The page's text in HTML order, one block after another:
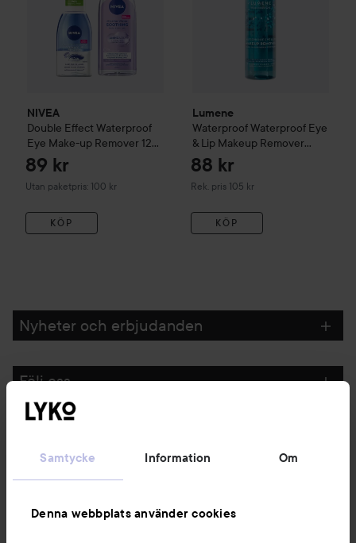
Samtycke Information Om
Denna webbplats använder cookies
NIVEA
Double Effect Waterproof
Eye Make-up Remover 125
ml & Sensitive Micellar
Water 200 ml
89 kr
Utan paketpris: 100 kr
KÖP
Lumene
WaterproofWaterproof Eye
& Lip Makeup Remover
Jumbo Size
88 kr
Rek. pris 105 kr
Rekommenderat pris 105 kr
KÖP
Nyheter och erbjudanden
Följ oss